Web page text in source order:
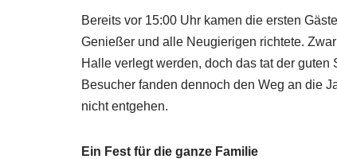
Bereits vor 15:00 Uhr kamen die ersten
Genießer und alle Neugierigen richtete.
Halle verlegt werden, doch das tat der
Besucher fanden dennoch den Weg an die
nicht entgehen.
Ein Fest für die ganze Familie